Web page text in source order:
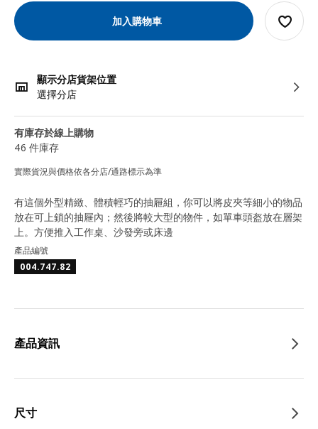
加入購物車
顯示分店貨架位置
選擇分店
有庫存於線上購物
46 件庫存
實際貨況與價格依各分店/通路標示為準
有這個外型精緻、體積輕巧的抽屜組，你可以將皮夾等細小的物品
放在可上鎖的抽屜內；然後將較大型的物件，如單車頭盔放在層架
上。方便推入工作桌、沙發旁或床邊
產品編號
004.747.82
產品資訊
尺寸